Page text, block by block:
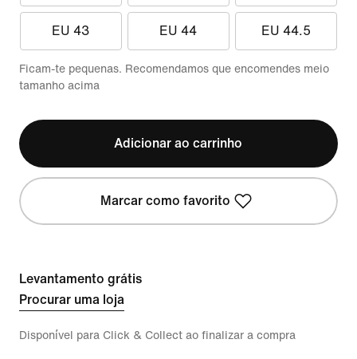
EU 43 EU 44 EU 44.5
Ficam-te pequenas. Recomendamos que encomendes meio
tamanho acima
Adicionar ao carrinho
Marcar como favorito
Levantamento grátis
Procurar uma loja
Disponível para Click & Collect ao finalizar a compra